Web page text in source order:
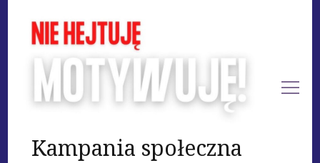
Kampania społeczna